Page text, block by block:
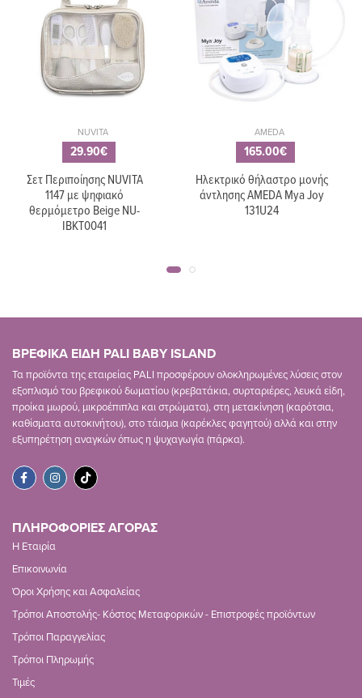
NUVITA
29.90€
Σετ Περιποίησης NUVITA
1147 με ψηφιακό
θερμόμετρο Beige NU-
IBKT0041
AMEDA
165.00€
Ηλεκτρικό θήλαστρο μονής
άντλησης AMEDA Mya Joy
131U24
ΒΡΕΦΙΚΑ ΕΙΔΗ PALI BABY ISLAND
Τα προϊόντα της εταιρείας PALI προσφέρουν ολοκληρωμένες λύσεις στον
εξοπλισμό του βρεφικού δωματίου (κρεβατάκια, συρταριέρες, λευκά είδη,
προίκα μωρού, μικροέπιπλα και στρώματα), στη μετακίνηση (καρότσια,
καθίσματα αυτοκινήτου), στο τάισμα (καρέκλες φαγητού) αλλά και στην
εξυπηρέτηση αναγκών όπως η ψυχαγωγία (πάρκα).
ΠΛΗΡΟΦΟΡΙΕΣ ΑΓΟΡΑΣ
Η Εταιρία
Επικοινωνία
Όροι Χρήσης και Ασφαλείας
Τρόποι Αποστολής- Κόστος Μεταφορικών - Επιστροφές προϊόντων
Τρόποι Παραγγελίας
Τρόποι Πληρωμής
Τιμές